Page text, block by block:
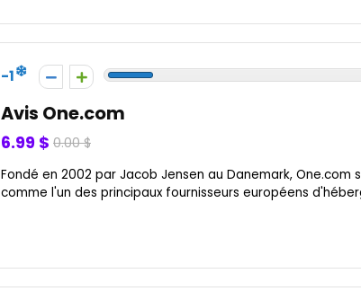
-1
Avis One.com
6.99 $ 0.00 $
Fondé en 2002 par Jacob Jensen au Danemark,
comme l'un des principaux fournisseurs européens